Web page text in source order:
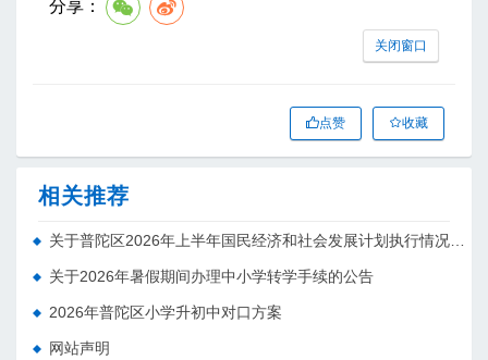
分享：
关闭窗口
点赞 收藏
相关推荐
关于2026年暑假期间办理中小学转学手续的公告
2026年普陀区小学升初中对口方案
网站声明